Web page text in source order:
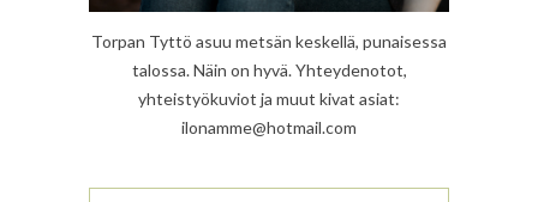
Torpan Tyttö asuu metsän keskellä, punaisessa
talossa. Näin on hyvä. Yhteydenotot,
yhteistyökuviot ja muut kivat asiat:
ilonamme@hotmail.com